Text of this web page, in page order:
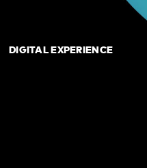
DIGITAL EXPERIENCE